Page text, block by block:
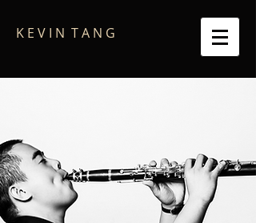
K E V I N T A N G